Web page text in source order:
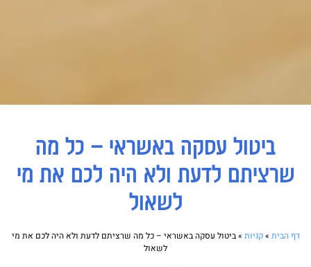
ביטול עסקה באשראי – כל מה
שרציתם לדעת ולא היה לכם את מי
לשאול
דף הבית »קניות »ביטול עסקה באשראי – כל מה שרציתם לדעת ולא היה לכם את מי
לשאול